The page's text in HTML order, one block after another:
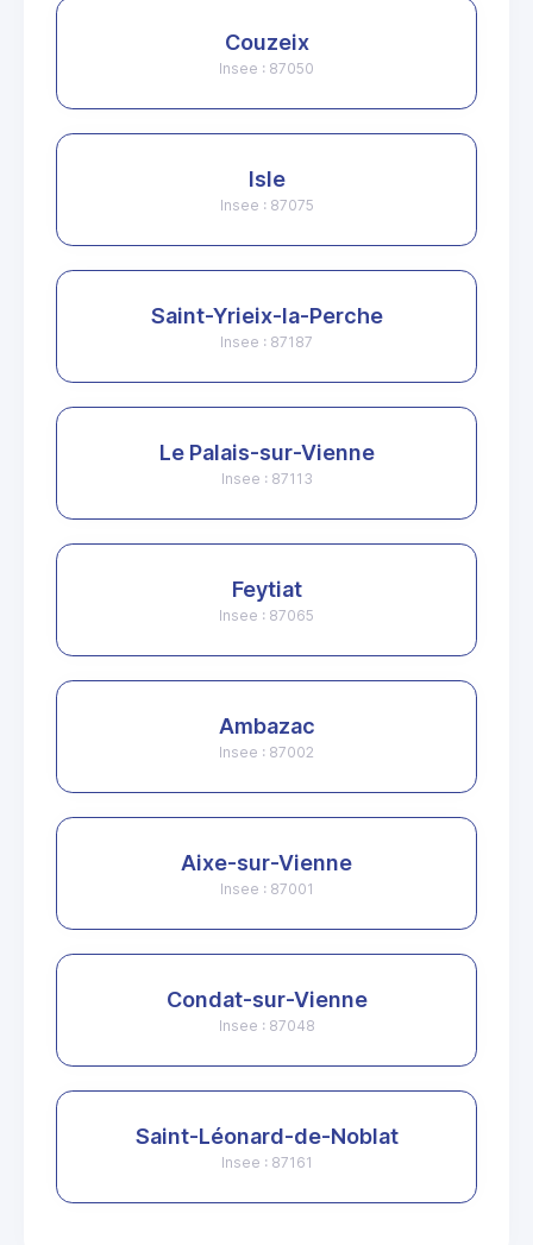
Couzeix
Insee : 87050
Isle
Insee : 87075
Saint-Yrieix-la-Perche
Insee : 87187
Le Palais-sur-Vienne
Insee : 87113
Feytiat
Insee : 87065
Ambazac
Insee : 87002
Aixe-sur-Vienne
Insee : 87001
Condat-sur-Vienne
Insee : 87048
Saint-Léonard-de-Noblat
Insee : 87161